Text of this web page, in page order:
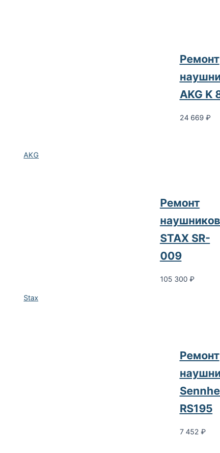
AKG
Ремонт
AKG K
24 669 ₽
Stax
Ремонт
наушников
STAX SR-
009
105 300 ₽
Ремонт
RS195
7 452 ₽